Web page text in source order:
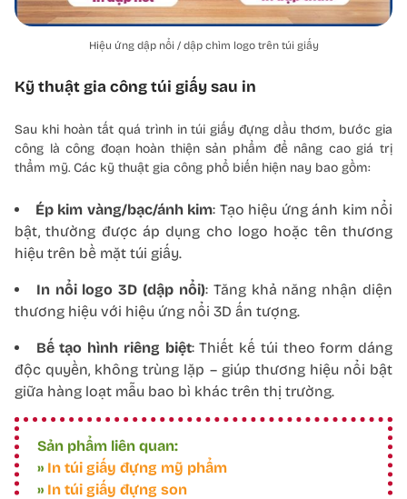
Hiệu ứng dập nổi / dập chìm logo trên túi giấy
Kỹ thuật gia công túi giấy sau in
Sau khi hoàn tất quá trình in túi giấy đựng dầu thơm, bước gia
công là công đoạn hoàn thiện sản phẩm để nâng cao giá trị
thẩm mỹ. Các kỹ thuật gia công phổ biến hiện nay bao gồm:
Ép kim vàng/bạc/ánh kim: Tạo hiệu ứng ánh kim nổi
bật, thường được áp dụng cho logo hoặc tên thương
hiệu trên bề mặt túi giấy.
In nổi logo 3D (dập nổi): Tăng khả năng nhận diện
thương hiệu với hiệu ứng nổi 3D ấn tượng.
Bế tạo hình riêng biệt: Thiết kế túi theo form dáng
độc quyền, không trùng lặp – giúp thương hiệu nổi bật
giữa hàng loạt mẫu bao bì khác trên thị trường.
Sản phẩm liên quan:
» In túi giấy đựng mỹ phẩm
» In túi giấy đựng son